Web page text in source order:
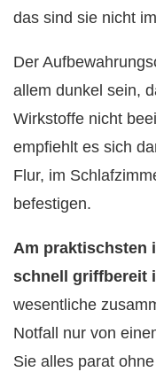
das sind sie nicht
Der
allem dunkel sein,
Wirkstoffe nicht
empfiehlt es sich
Flur, im
befestigen.
Am praktischsten
schnell griffbereit
wesentliche
Notfall nur von
Sie alles parat